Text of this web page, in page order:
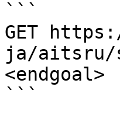
```
GET
ja/aitsru/
<endgoal>
```